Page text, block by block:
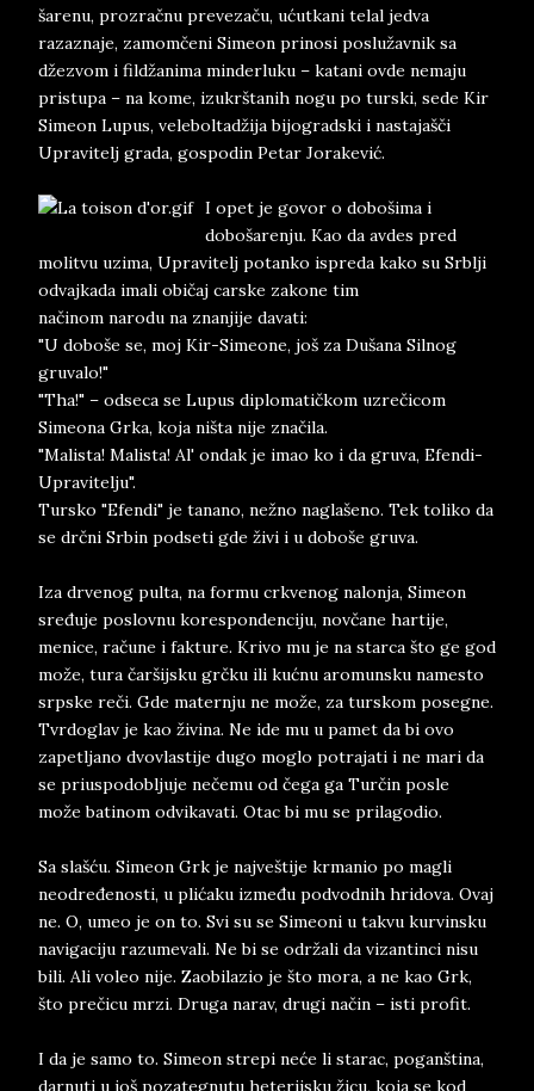
šarenu, prozračnu prevezaču, ućutkani telal jedva
razaznaje, zamomčeni Simeon prinosi poslužavnik sa
džezvom i fildžanima minderluku – katani ovde nemaju
pristupa – na kome, izukrštanih nogu po turski, sede Kir
Simeon Lupus, veleboltadžija bijogradski i nastajašči
Upravitelj grada, gospodin Petar Jorakević.
I opet je govor o dobošima i
dobošarenju. Kao da avdes pred
molitvu uzima, Upravitelj potanko ispreda kako su Srblji
odvajkada imali običaj carske zakone tim
načinom narodu na znanjije davati:
"U doboše se, moj Kir-Simeone, još za Dušana Silnog
gruvalo!"
"Tha!" – odseca se Lupus diplomatičkom uzrečicom
Simeona Grka, koja ništa nije značila.
"Malista! Malista! Al' ondak je imao ko i da gruva, Efendi-
Upravitelju".
Tursko "Efendi" je tanano, nežno naglašeno. Tek toliko da
se drčni Srbin podseti gde živi i u doboše gruva.
Iza drvenog pulta, na formu crkvenog nalonja, Simeon
sređuje poslovnu korespondenciju, novčane hartije,
menice, račune i fakture. Krivo mu je na starca što ge god
može, tura čaršijsku grčku ili kućnu aromunsku namesto
srpske reči. Gde maternju ne može, za turskom posegne.
Tvrdoglav je kao živina. Ne ide mu u pamet da bi ovo
zapetljano dvovlastije dugo moglo potrajati i ne mari da
se priuspodobljuje nečemu od čega ga Turčin posle
može batinom odvikavati. Otac bi mu se prilagodio.
Sa slašću. Simeon Grk je najveštije krmanio po magli
neodređenosti, u plićaku između podvodnih hridova. Ovaj
ne. O, umeo je on to. Svi su se Simeoni u takvu kurvinsku
navigaciju razumevali. Ne bi se održali da vizantinci nisu
bili. Ali voleo nije. Zaobilazio je što mora, a ne kao Grk,
što prečicu mrzi. Druga narav, drugi način – isti profit.
I da je samo to. Simeon strepi neće li starac, poganština,
darnuti u još pozategnutu heterijsku žicu, koja se kod